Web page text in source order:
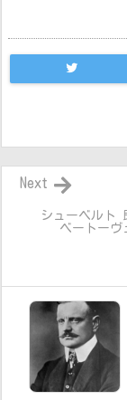
シューベルト
ベートーヴ
Next